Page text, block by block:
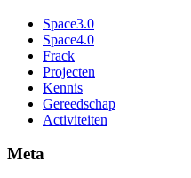
Space3.0
Space4.0
Frack
Projecten
Kennis
Gereedschap
Activiteiten
Meta